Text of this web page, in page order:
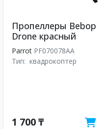
Пропеллеры Bebop
Drone красный
Parrot PF070078AA
Тип: квадрокоптер
1 700 ₸